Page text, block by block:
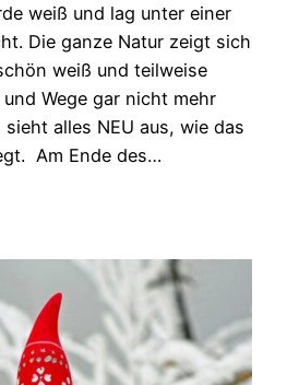
weiß und lag unter einer
Die ganze Natur zeigt sich
weiß und teilweise
Wege gar nicht mehr
alles NEU aus, wie das
Am Ende des…